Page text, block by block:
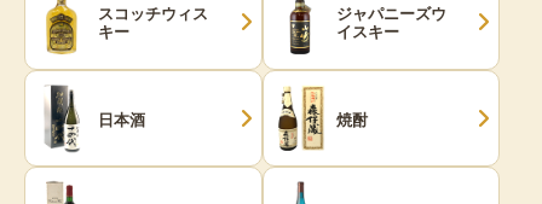
スコッチウィス
キー
ジャパニーズウ
イスキー
日本酒 焼酎